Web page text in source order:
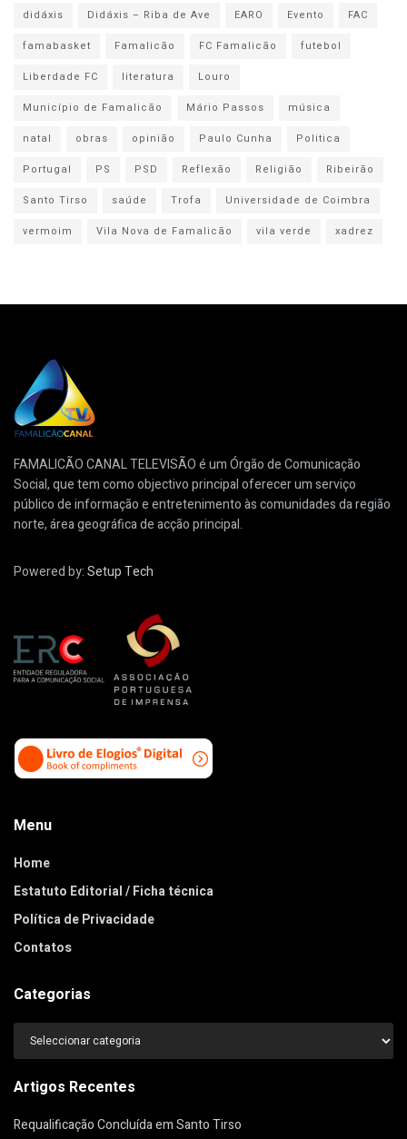
didáxis
Didáxis – Riba de Ave EARO Evento
FAC
famabasket
Famalicão FC Famalicão
futebol
Liberdade FC
literatura
Louro
Município de Famalicão
Mário Passos
música
natal
obras opinião Paulo Cunha
Politica
Portugal
PS PSD Reflexão Religião
Ribeirão
Santo Tirso
saúde Trofa
Universidade de Coimbra
vermoim
Vila Nova de Famalicão vila verde xadrez
FAMALICÃO CANAL TELEVISÃO é um Órgão de Comunicação
Social, que tem como objectivo principal oferecer um serviço
público de informação e entretenimento às comunidades da região
norte, área geográfica de acção principal.
Powered by:Setup Tech
Menu
Home
Estatuto Editorial / Ficha técnica
Política de Privacidade
Contatos
Categorias
Categorias
Artigos Recentes
Requalificação Concluída em Santo Tirso